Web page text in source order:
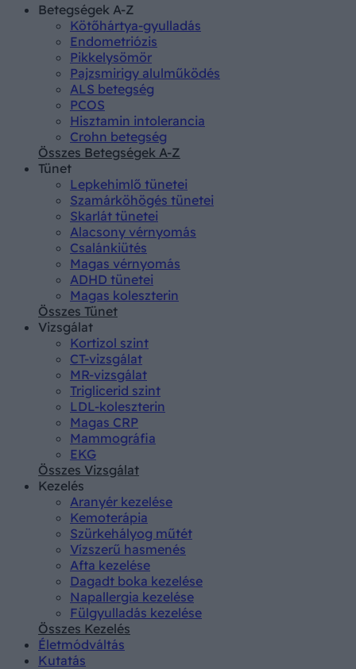
Betegségek A-Z
Kötőhártya-gyulladás
Endometriózis
Pikkelysömör
Pajzsmirigy alulműködés
ALS betegség
PCOS
Hisztamin intolerancia
Crohn betegség
Összes Betegségek A-Z
Tünet
Lepkehimlő tünetei
Szamárköhögés tünetei
Skarlát tünetei
Alacsony vérnyomás
Csalánkiütés
Magas vérnyomás
ADHD tünetei
Magas koleszterin
Összes Tünet
Vizsgálat
Kortizol szint
CT-vizsgálat
MR-vizsgálat
Triglicerid szint
LDL-koleszterin
Magas CRP
Mammográfia
EKG
Összes Vizsgálat
Kezelés
Aranyér kezelése
Kemoterápia
Szürkehályog műtét
Vízszerű hasmenés
Afta kezelése
Dagadt boka kezelése
Napallergia kezelése
Fülgyulladás kezelése
Összes Kezelés
Életmódváltás
Kutatás